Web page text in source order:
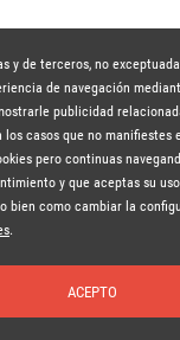
Autores Nosotros
Lavinia 2026 –
Política de privacidad
y de terceros, no
de navegación
publicidad
los casos que no manifiestes
pero continuas
y que aceptas su
bien como cambiar la
.
ACEPTO